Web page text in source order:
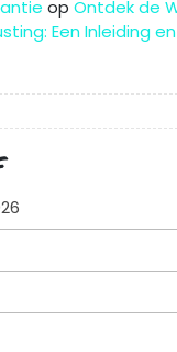
op Ontdek de
Een Inleiding